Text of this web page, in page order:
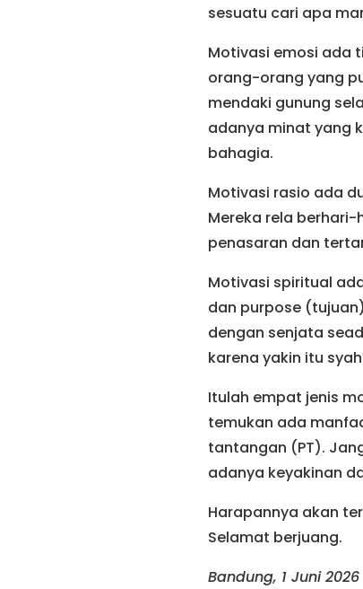
sesuatu cari apa
Motivasi emosi ada
orang-orang yang
mendaki gunung
adanya minat yang
bahagia.
Motivasi rasio ada
Mereka rela
penasaran dan
Motivasi spiritual
dan purpose
dengan senjata
karena yakin itu
Itulah empat jenis
temukan ada
tantangan (PT).
adanya keyakinan
Harapannya akan
Selamat berjuang.
Bandung, 1 Juni 2026